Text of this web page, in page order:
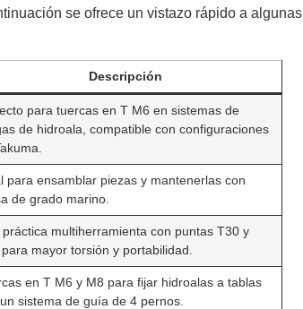
se ofrece un vistazo rápido a algunas
Descripción
para tuercas en T M6 en sistemas de
de hidroala, compatible con configuraciones
para ensamblar piezas y mantenerlas con
de grado marino.
práctica multiherramienta con puntas T30 y
mayor torsión y portabilidad.
en T M6 y M8 para fijar hidroalas a tablas
sistema de guía de 4 pernos.